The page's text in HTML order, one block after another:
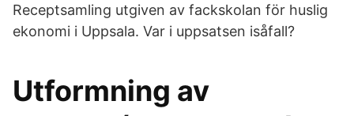
Receptsamling utgiven av fackskolan för huslig
ekonomi i Uppsala. Var i uppsatsen isåfall?
Utformning av